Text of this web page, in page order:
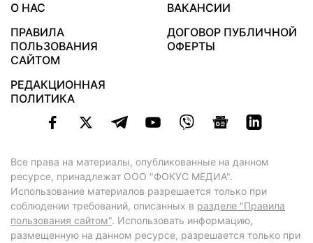
О НАС
ВАКАНСИИ
ПРАВИЛА
ПОЛЬЗОВАНИЯ
САЙТОМ
ДОГОВОР ПУБЛИЧНОЙ
ОФЕРТЫ
РЕДАКЦИОННАЯ
ПОЛИТИКА
Все права на материалы, опубликованные на данном
ресурсе, принадлежат ООО "ФОКУС МЕДИА".
Использование материалов разрешается только при
соблюдении требований, описанных в разделе "Правила
пользования сайтом". Использовать информацию,
размещенную на данном ресурсе, разрешается только при